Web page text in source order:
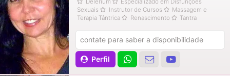
Sexuais
Instrutor de Cursos
Massagem e
Terapia Tântrica
Renascimento Tantra
Perfil
contate para saber a disponibilidade